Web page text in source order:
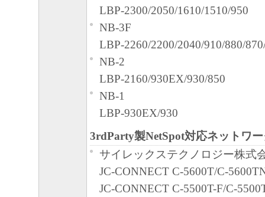
computer software" and "commercial
documentation," as such terms are used in
(Sept 1995). Consistent with 48
227.7202-1 through 227.7202-4 (June
LBP-2300/2050/1610/1510/950
NB-3F
LBP-2260/2200/2040/910/880/
NB-2
LBP-2160/930EX/930/850
NB-1
LBP-930EX/930
3rdParty製NetSpot対応ネットワ
サイレックステクノロジー株式
JC-CONNECT C-5600T/C-
JC-CONNECT C-5500T-F/C-